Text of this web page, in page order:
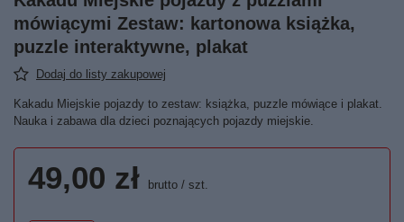
mówiącymi Zestaw: kartonowa książka,
puzzle interaktywne, plakat
Dodaj do listy zakupowej
Kakadu Miejskie pojazdy to zestaw: książka, puzzle mówiące i plakat.
Nauka i zabawa dla dzieci poznających pojazdy miejskie.
49,00 zł brutto / szt.